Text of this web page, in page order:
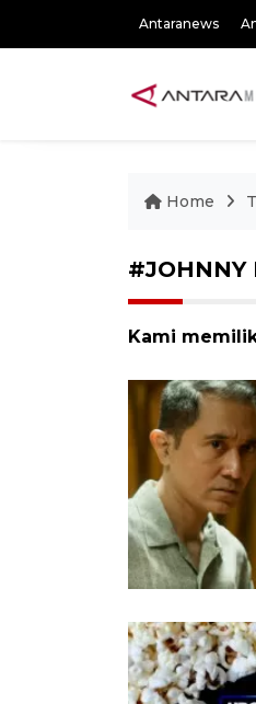
Antaranews
Home
#JOHNNY
Kami